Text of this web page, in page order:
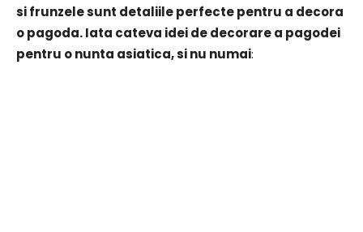
si frunzele sunt detaliile perfecte pentru a decora
o pagoda. Iata cateva idei de decorare a pagodei
pentru o nunta asiatica, si nu numai: